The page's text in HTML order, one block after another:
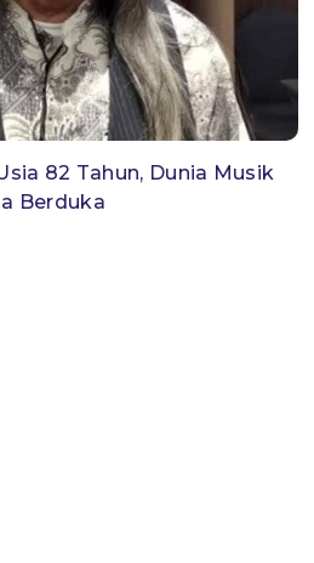
82 Tahun, Dunia Musik
Berduka